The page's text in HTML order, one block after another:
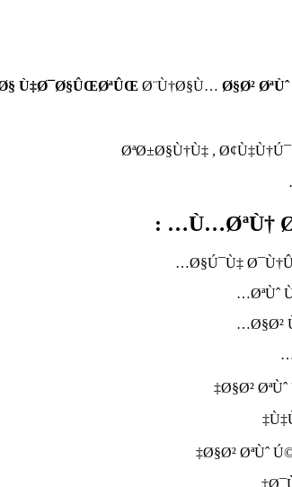
Ù‡Ø¯Ø§ÛŒØªÛŒ Ø¨Ù†Ø§Ù… Ø§Ø²
ØªØ±Ø§Ù†Ù‡ ,
Ù…ØªÙ†
Ø§Ú¯Ù‡
ØªÙˆ
Ø§Ø²
Ø§Ø²
Ø§Ø² ØªÙˆ